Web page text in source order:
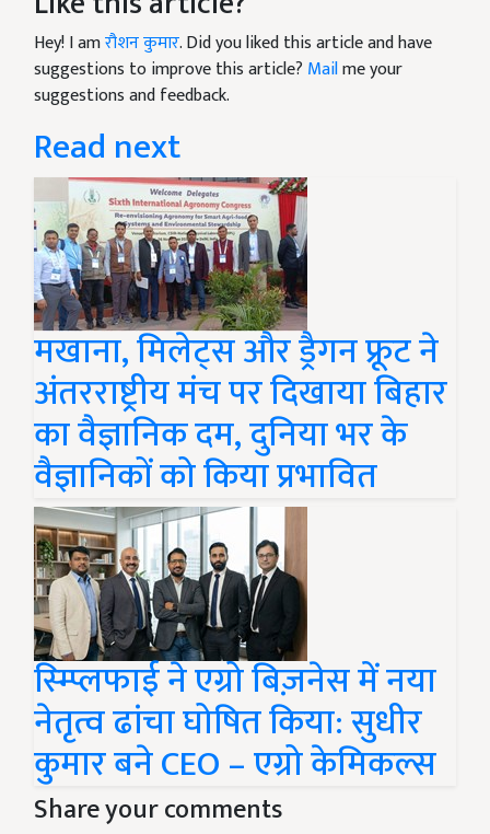
Hey! I amरौशन कुमार. Did you liked this article and have
suggestions to improve this article? Mailme your
suggestions and feedback.
Read next
मखाना, मिलेट्स और ड्रैगन फ्रूट ने
अंतरराष्ट्रीय मंच पर दिखाया बिहार
का वैज्ञानिक दम, दुनिया भर के
वैज्ञानिकों को किया प्रभावित
स्म्प्लिफाई ने एग्रो बिज़नेस में नया
नेतृत्व ढांचा घोषित किया: सुधीर
कुमार बने CEO – एग्रो केमिकल्स
Share your comments